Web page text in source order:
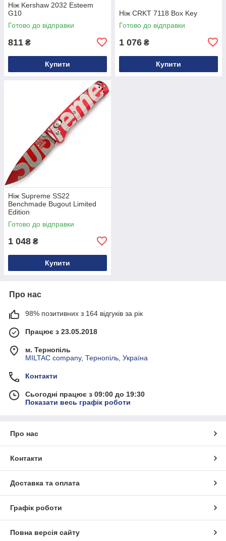
Ніж Kershaw 2032 Esteem
G10
Готово до відправки
811 ₴
Купити
Ніж CRKT 7118 Box Key
Готово до відправки
1 076 ₴
Купити
Ніж Supreme SS22
Benchmade Bugout Limited
Edition
Готово до відправки
1 048 ₴
Купити
Про нас
98% позитивних з 164 відгуків за рік
Працює з 23.05.2018
м. Тернопіль
MILTAC company, Тернопіль, Україна
Контакти
Сьогодні працює з 09:00 до 19:30
Показати весь графік роботи
Про нас
Контакти
Доставка та оплата
Графік роботи
Повна версія сайту